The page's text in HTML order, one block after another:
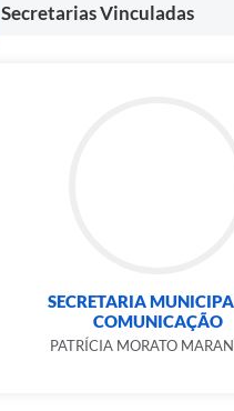
Secretarias Vinculadas
SECRETARIA
COMUNICAÇÃO
PATRÍCIA MORATO